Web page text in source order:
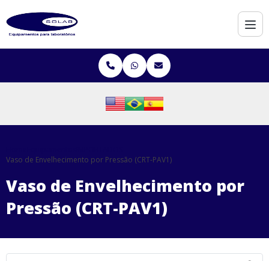
Vaso de Envelhecimento por Pressão (CRT-PAV1)
Vaso de Envelhecimento por
Pressão (CRT-PAV1)